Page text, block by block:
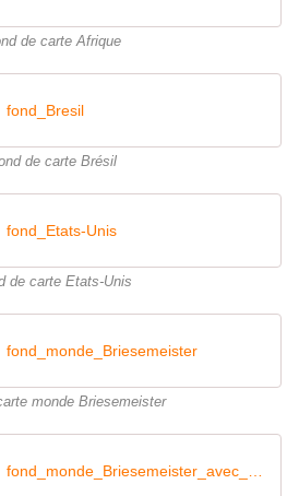
de carte Afrique
fond_Bresil
de carte Brésil
fond_Etats-Unis
de carte Etats-Unis
fond_monde_Briesemeister
monde Briesemeister